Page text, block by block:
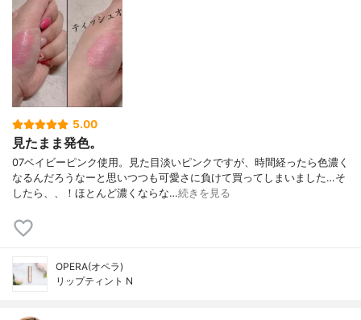
5.00
見たまま発色。
07ベイビーピンク使用。見た目淡いピンクですが、時間経ったら色濃く
なるんだろうなーと思いつつも可愛さに負けて買ってしまいました…そ
したら、、！ほとんど濃くならな…続きを見る
OPERA(オペラ)
リップティント N